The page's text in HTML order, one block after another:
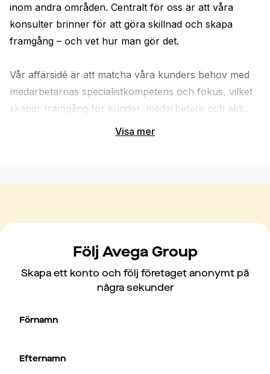
inom andra områden. Centralt för oss är att våra
konsulter brinner för att göra skillnad och skapa
framgång – och vet hur man gör det.
Vår affärsidé är att matcha våra kunders behov med
medarbetarnas specialistkompetens och fokus, vilket
skapar framgång för kunder, medarbetare och akti...
Visa mer
Följ Avega Group
Skapa ett konto och följ företaget anonymt på
några sekunder
Förnamn
Efternamn